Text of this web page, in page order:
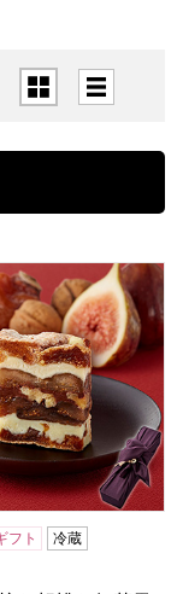
表示切替
6個入り 1箱【年
柿と胡桃と無花果
フト 冷蔵